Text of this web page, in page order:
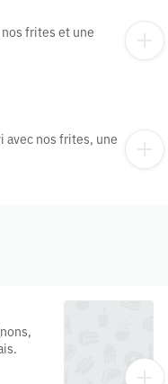
frites et une
avec nos frites, une